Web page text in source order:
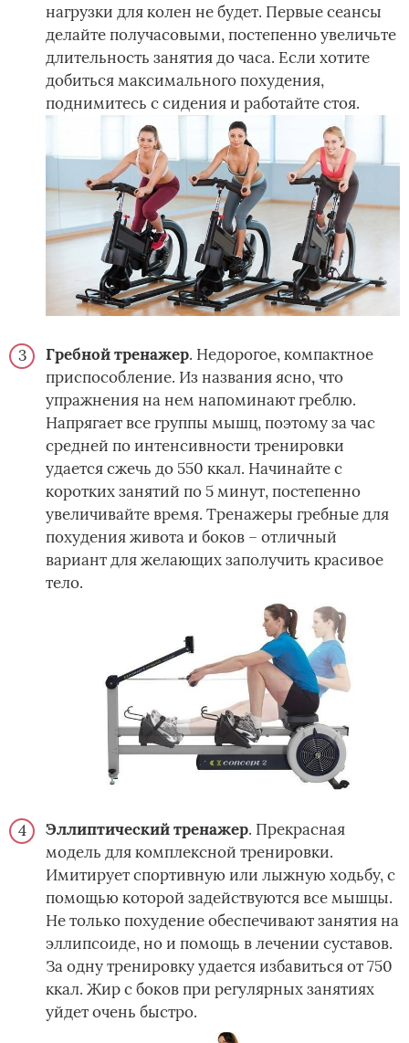
нагрузки для колен не будет. Первые сеансы
делайте получасовыми, постепенно увеличьте
длительность занятия до часа. Если хотите
добиться максимального похудения,
поднимитесь с сидения и работайте стоя.
Гребной тренажер. Недорогое, компактное
приспособление. Из названия ясно, что
упражнения на нем напоминают греблю.
Напрягает все группы мышц, поэтому за час
средней по интенсивности тренировки
удается сжечь до 550 ккал. Начинайте с
коротких занятий по 5 минут, постепенно
увеличивайте время. Тренажеры гребные для
похудения живота и боков – отличный
вариант для желающих заполучить красивое
тело.
Эллиптический тренажер. Прекрасная
модель для комплексной тренировки.
Имитирует спортивную или лыжную ходьбу, с
помощью которой задействуются все мышцы.
Не только похудение обеспечивают занятия на
эллипсоиде, но и помощь в лечении суставов.
За одну тренировку удается избавиться от 750
ккал. Жир с боков при регулярных занятиях
уйдет очень быстро.